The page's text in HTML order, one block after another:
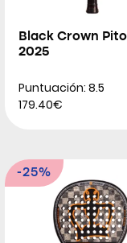
Black Crown
2025
Puntuación: 8.5
179.40€
-25%